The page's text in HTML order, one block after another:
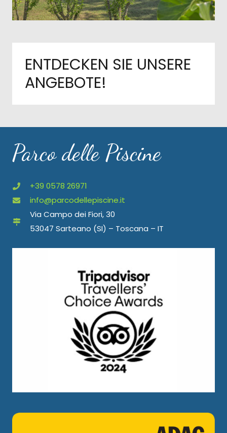
ENTDECKEN SIE UNSERE
ANGEBOTE!
Parco delle Piscine
+39 0578 26971
info@parcodellepiscine.it
Via Campo dei Fiori, 30
53047 Sarteano (SI) – Toscana – IT